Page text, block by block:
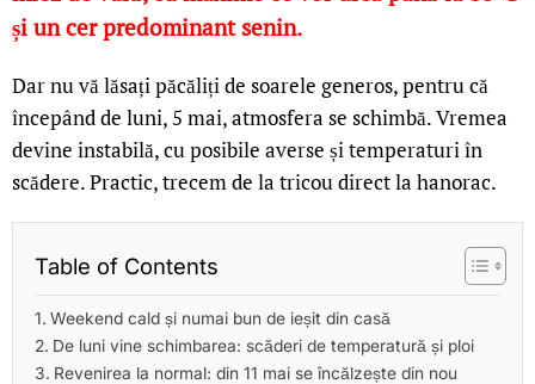
și un cer predominant senin.
Dar nu vă lăsați păcăliți de soarele generos, pentru că
începând de luni, 5 mai, atmosfera se schimbă. Vremea
devine instabilă, cu posibile averse și temperaturi în
scădere. Practic, trecem de la tricou direct la hanorac.
Table of Contents
Weekend cald și numai bun de ieșit din casă
De luni vine schimbarea: scăderi de temperatură și ploi
Revenirea la normal: din 11 mai se încălzește din nou